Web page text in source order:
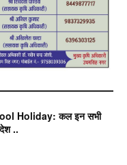
Holiday: कल इन सभी
..